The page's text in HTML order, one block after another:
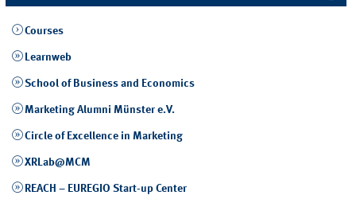
Courses
Learnweb
School of Business and Economics
Marketing Alumni Münster e.V.
Circle of Excellence in Marketing
XRLab@MCM
REACH – EUREGIO Start-up Center